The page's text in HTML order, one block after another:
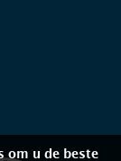
om u de beste